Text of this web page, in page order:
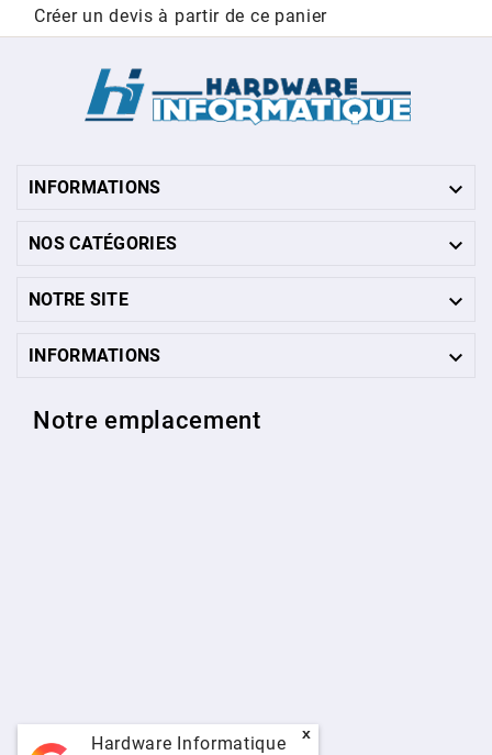
Créer un devis à partir de ce panier
INFORMATIONS 
NOS CATÉGORIES 
NOTRE SITE 
INFORMATIONS 
Notre emplacement
Hardware Informatique x